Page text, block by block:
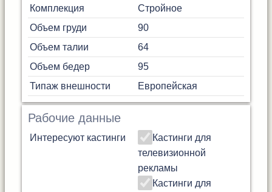
Комплекция
Стройное
Объем груди
90
Объем талии
64
Объем бедер
95
Типаж внешности
Европейская
Рабочие данные
Интересуют кастинги
Кастинги для
телевизионной
рекламы
Кастинги для